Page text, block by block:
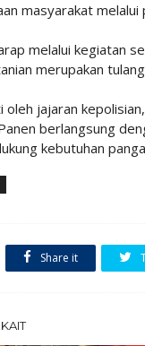
masyarakat melalui
melalui kegiatan
merupakan
oleh jajaran
berlangsung
kebutuhan
Share it